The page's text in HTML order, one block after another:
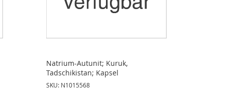
Natrium-Autunit; Kuruk,
Tadschikistan; Kapsel
SKU: N1015568